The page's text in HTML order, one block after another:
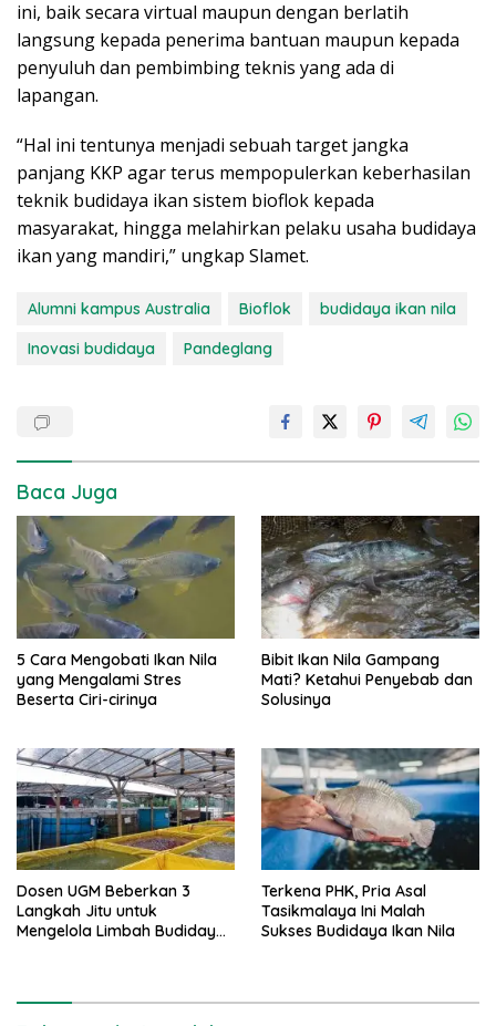
ini, baik secara virtual maupun dengan berlatih
langsung kepada penerima bantuan maupun kepada
penyuluh dan pembimbing teknis yang ada di
lapangan.
“Hal ini tentunya menjadi sebuah target jangka
panjang KKP agar terus mempopulerkan keberhasilan
teknik budidaya ikan sistem bioflok kepada
masyarakat, hingga melahirkan pelaku usaha budidaya
ikan yang mandiri,” ungkap Slamet.
Alumni kampus Australia Bioflok
budidaya ikan nila
Inovasi budidaya
Pandeglang
Baca Juga
5 Cara Mengobati Ikan Nila
yang Mengalami Stres
Beserta Ciri-cirinya
Bibit Ikan Nila Gampang
Mati? Ketahui Penyebab dan
Solusinya
Dosen UGM Beberkan 3
Langkah Jitu untuk
Mengelola Limbah Budidaya
Terkena PHK, Pria Asal
Tasikmalaya Ini Malah
Sukses Budidaya Ikan Nila